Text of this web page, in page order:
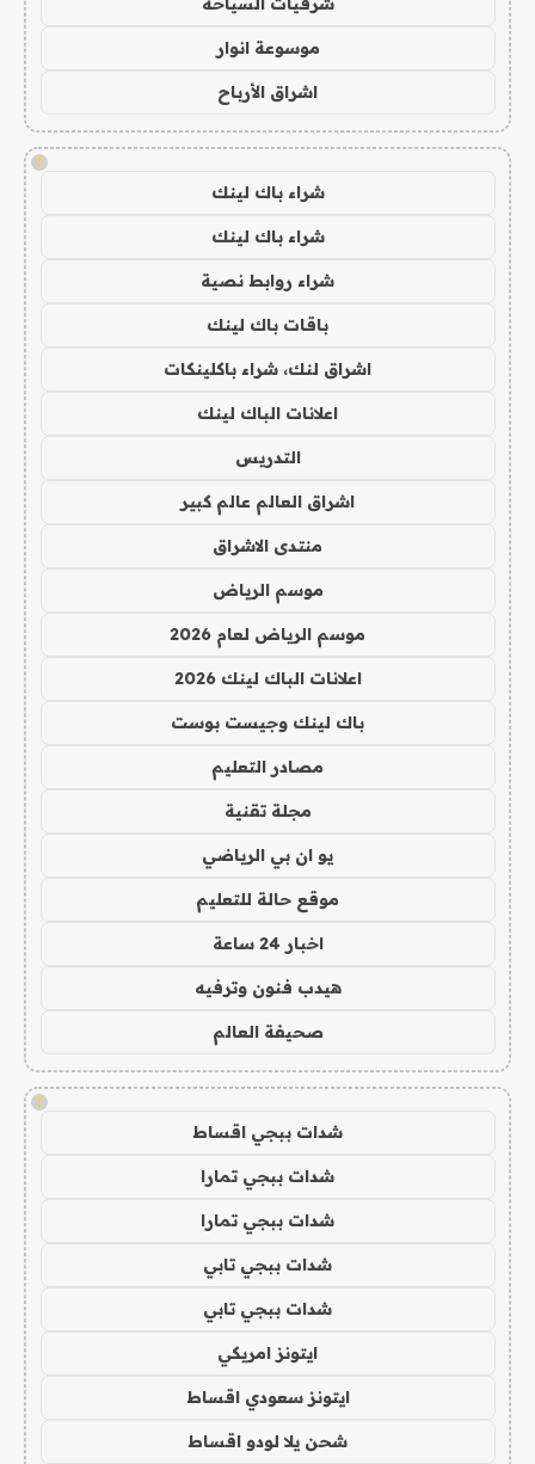
موسوعة انوار
اشراق الأرباح
!
شراء باك لينك
شراء باك لينك
شراء روابط نصية
باقات باك لينك
اشراق لنك، شراء باكلينكات
اعلانات الباك لينك
التدريس
اشراق العالم عالم كبير
منتدى الاشراق
موسم الرياض
موسم الرياض لعام 2026
اعلانات الباك لينك 2026
باك لينك وجيست بوست
مصادر التعليم
مجلة تقنية
يو ان بي الرياضي
موقع حالة للتعليم
اخبار 24 ساعة
هيدب فنون وترفيه
صحيفة العالم
!
شدات ببجي اقساط
شدات ببجي تمارا
شدات ببجي تمارا
شدات ببجي تابي
شدات ببجي تابي
ايتونز امريكي
ايتونز سعودي اقساط
شحن يلا لودو اقساط